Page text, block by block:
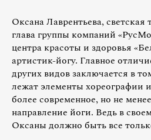
Оксана Лаврентьева, светская
глава группы компаний
центра красоты и здоровья
артистик-йогу. Главное
других видов заключается в
лежат элементы хореографии
более современное, но не
направление йоги. Ведь в
Оксаны должно быть все